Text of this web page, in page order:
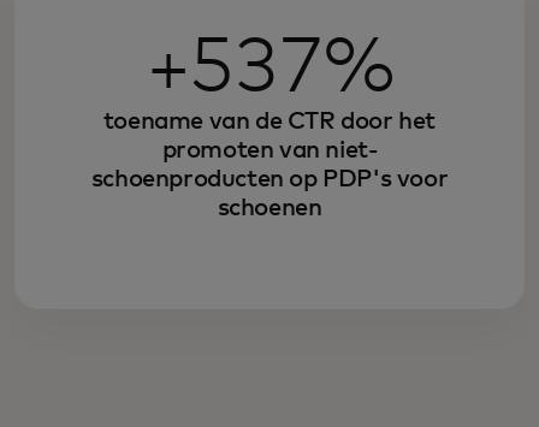
+537%
toename van de CTR door het
promoten van niet-
schoenproducten op PDP's voor
schoenen